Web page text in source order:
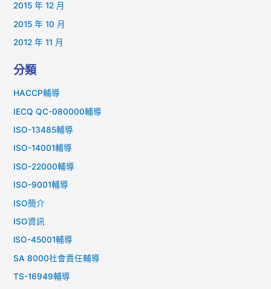
2015 年 12 月
2015 年 10 月
2012 年 11 月
分類
HACCP輔導
IECQ QC-080000輔導
ISO-13485輔導
ISO-14001輔導
ISO-22000輔導
ISO-9001輔導
ISO簡介
ISO資訊
lSO-45001輔導
SA 8000社會責任輔導
TS-16949輔導